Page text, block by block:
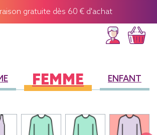
gratuite dès 60 € d'achat
FEMME ENFANT